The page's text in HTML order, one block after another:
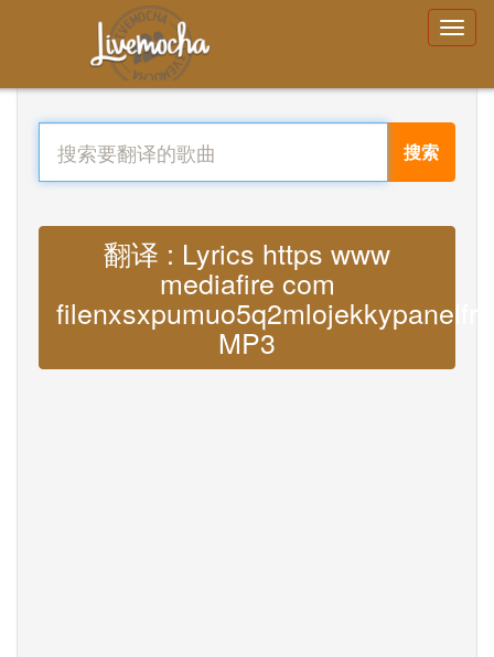
搜索
翻译 : Lyrics https www
mediafire com
MP3